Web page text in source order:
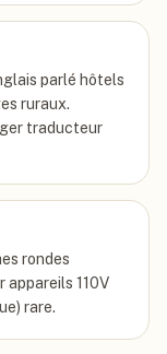
parlé hôtels
ruraux.
traducteur
rondes
appareils 110V
rare.